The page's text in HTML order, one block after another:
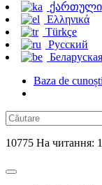
ქართული
Ελληνικά
Türkçe
Русский
Беларуская
Baza de
10775 На читання: